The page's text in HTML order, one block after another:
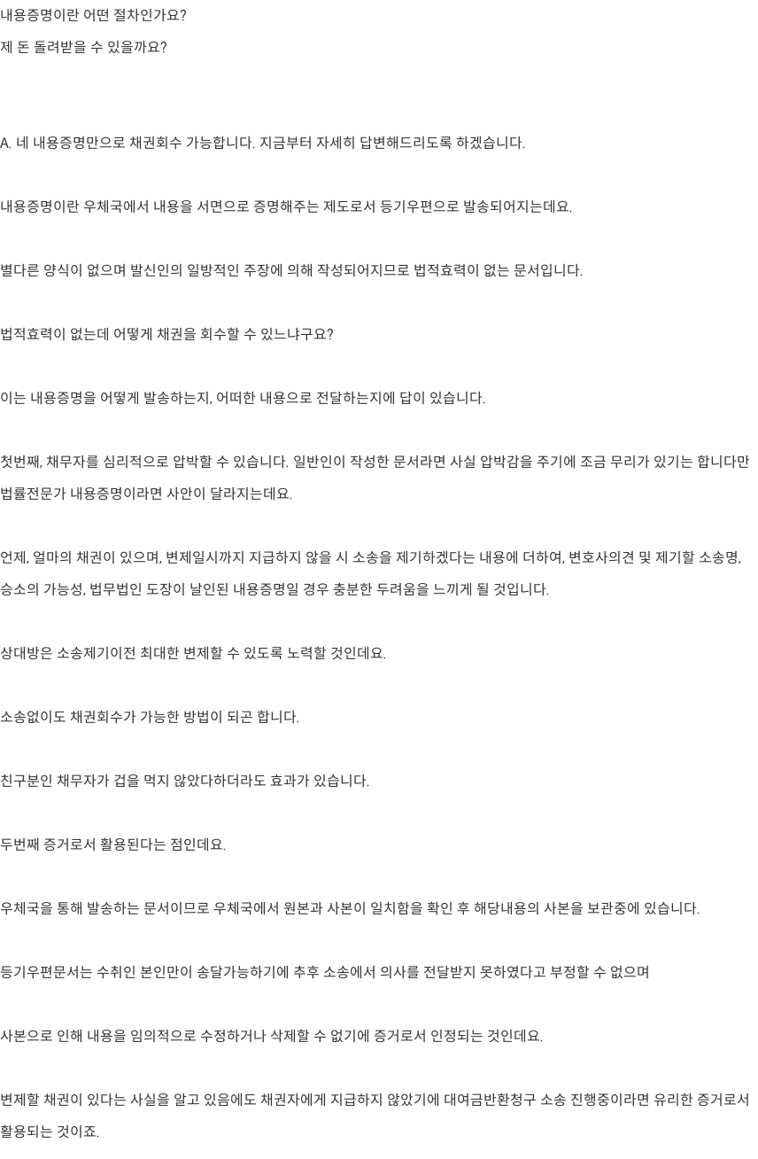
내용증명이란 어떤 절차인가요?
제 돈 돌려받을 수 있을까요?
A. 네 내용증명만으로 채권회수 가능합니다. 지금부터 자세히 답변해드리도록 하겠습니다.
내용증명이란 우체국에서 내용을 서면으로 증명해주는 제도로서 등기우편으로 발송되어지는데요.
별다른 양식이 없으며 발신인의 일방적인 주장에 의해 작성되어지므로 법적효력이 없는 문서입니다.
법적효력이 없는데 어떻게 채권을 회수할 수 있느냐구요?
이는 내용증명을 어떻게 발송하는지, 어떠한 내용으로 전달하는지에 답이 있습니다.
첫번째, 채무자를 심리적으로 압박할 수 있습니다. 일반인이 작성한 문서라면 사실 압박감을 주기에 조금 무리가 있기는 합니다만
법률전문가 내용증명이라면 사안이 달라지는데요.
언제, 얼마의 채권이 있으며, 변제일시까지 지급하지 않을 시 소송을 제기하겠다는 내용에 더하여, 변호사의견 및 제기할 소송명,
승소의 가능성, 법무법인 도장이 날인된 내용증명일 경우 충분한 두려움을 느끼게 될 것입니다.
상대방은 소송제기이전 최대한 변제할 수 있도록 노력할 것인데요.
소송없이도 채권회수가 가능한 방법이 되곤 합니다.
친구분인 채무자가 겁을 먹지 않았다하더라도 효과가 있습니다.
두번째 증거로서 활용된다는 점인데요.
우체국을 통해 발송하는 문서이므로 우체국에서 원본과 사본이 일치함을 확인 후 해당내용의 사본을 보관중에 있습니다.
등기우편문서는 수취인 본인만이 송달가능하기에 추후 소송에서 의사를 전달받지 못하였다고 부정할 수 없으며
사본으로 인해 내용을 임의적으로 수정하거나 삭제할 수 없기에 증거로서 인정되는 것인데요.
변제할 채권이 있다는 사실을 알고 있음에도 채권자에게 지급하지 않았기에 대여금반환청구 소송 진행중이라면 유리한 증거로서
활용되는 것이죠.